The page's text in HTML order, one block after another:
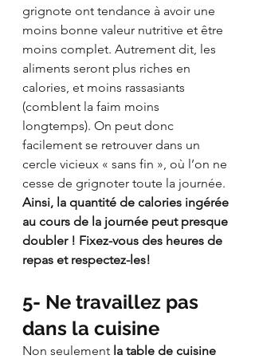
grignote ont tendance à avoir une
moins bonne valeur nutritive et être
moins complet. Autrement dit, les
aliments seront plus riches en
calories, et moins rassasiants
(comblent la faim moins
longtemps). On peut donc
facilement se retrouver dans un
cercle vicieux « sans fin », où l’on ne
cesse de grignoter toute la journée.
Ainsi, la quantité de calories ingérée
au cours de la journée peut presque
doubler ! Fixez-vous des heures de
repas et respectez-les!
5- Ne travaillez pas
dans la cuisine
Non seulement la table de cuisine